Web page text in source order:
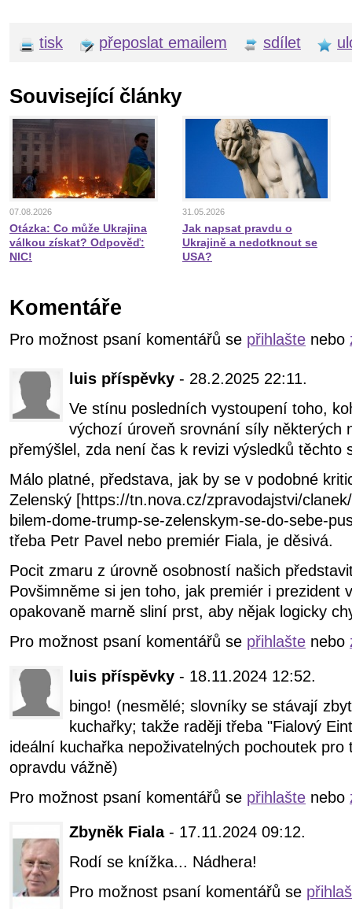
tisk přeposlat emailem sdílet
Související články
07.08.2026
Otázka: Co může Ukrajina
válkou získat? Odpověď:
NIC!
31.05.2026
Jak napsat pravdu o
Ukrajině a nedotknout se
USA?
Komentáře
Pro možnost psaní komentářů se přihlašte nebo
luis příspěvky - 28.2.2025 22:11.
Ve stínu posledních vystoupení toho,
výchozí úroveň srovnání síly některých
přemýšlel, zda není čas k revizi výsledků těchto
Málo platné, představa, jak by se v podobné
Zelenský [https://tn.nova.cz/zpravodajstvi/
bilem-dome-trump-se-zelenskym-se-do-sebe-
třeba Petr Pavel nebo premiér Fiala, je děsivá.
Pocit zmaru z úrovně osobností našich
Povšimněme si jen toho, jak premiér i prezident
opakovaně marně sliní prst, aby nějak logicky
Pro možnost psaní komentářů se přihlašte nebo
luis příspěvky - 18.11.2024 12:52.
bingo! (nesmělé; slovníky se stávají
kuchařky; takže raději třeba "Fialový
ideální kuchařka nepoživatelných pochoutek
opravdu vážně)
Pro možnost psaní komentářů se přihlašte nebo
Zbyněk Fiala- 17.11.2024 09:12.
Rodí se knížka... Nádhera!
Pro možnost psaní komentářů se